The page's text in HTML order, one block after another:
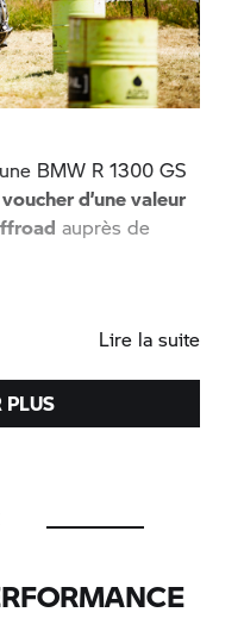
BMW R 1300 GS
voucher d’une valeur
auprès de
Lire la suite
PLUS